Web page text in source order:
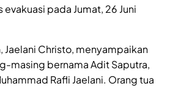
pada Jumat, 26 Juni
Jaelani Christo, menyampaikan
masing bernama Adit Saputra,
Rafli Jaelani. Orang tua